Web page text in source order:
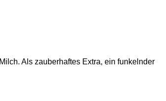
Als zauberhaftes Extra, ein funkelnder